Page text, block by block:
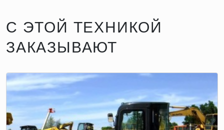
С ЭТОЙ ТЕХНИКОЙ
ЗАКАЗЫВАЮТ